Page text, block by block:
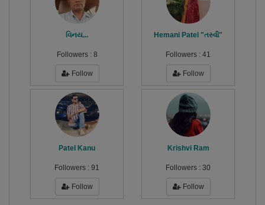
વિનય...
Followers : 8
Follow
Hemani Patel "તસ્વી"
Followers : 41
Follow
Patel Kanu
Followers : 91
Follow
Krishvi Ram
Followers : 30
Follow